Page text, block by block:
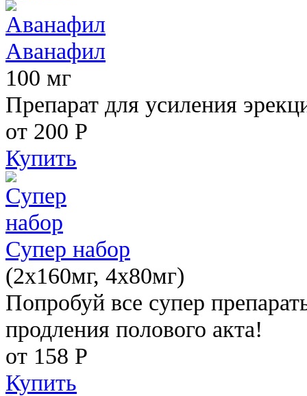
Аванафил
100 мг
Препарат для усиления
от 200 Р
Купить
Супер набор
(2х160мг, 4х80мг)
Попробуй все супер
продления полового акта!
от 158 Р
Купить